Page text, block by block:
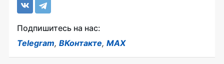
Подпишитесь на нас:
Telegram, ВКонтакте, MAX